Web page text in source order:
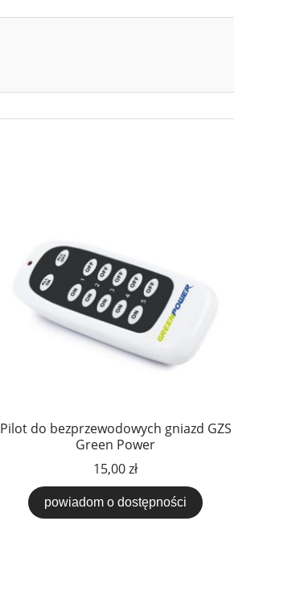
Pilot do bezprzewodowych gniazd GZS
Green Power
15,00 zł
powiadom o dostępności